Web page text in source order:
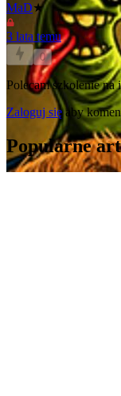
MaD★
3 lata temu
0
Polecam szkolenie
Zaloguj sięaby
Popularne